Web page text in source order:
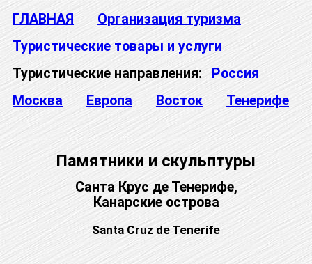
ГЛАВНАЯ
Организация туризма
Туристические товары и услуги
Туристические направления:
Россия
Москва
Европа Восток Тенерифе
Памятники и скульптуры
Санта Крус де Тенерифе,
Канарские острова
Santa Cruz de Tenerife